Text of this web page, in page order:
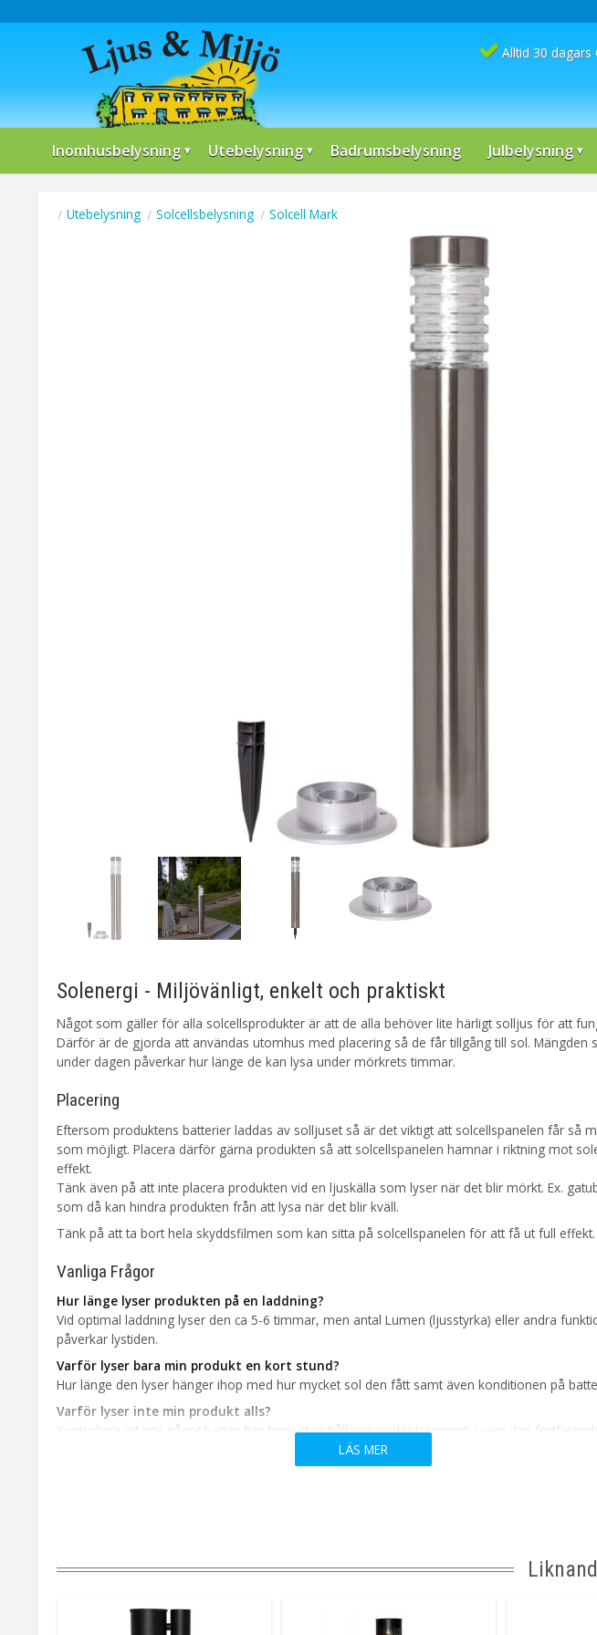
Alltid 30 dagars
Inomhusbelysning Utebelysning Badrumsbelysning Julbelysning
Utebelysning Solcellsbelysning Solcell Mark
Solenergi - Miljövänligt, enkelt och praktiskt
Något som gäller för alla solcellsprodukter är att de alla behöver lite härligt solljus för att
Därför är de gjorda att användas utomhus med placering så de får tillgång till sol. Mängden
under dagen påverkar hur länge de kan lysa under mörkrets timmar.
Placering
Eftersom produktens batterier laddas av solljuset så är det viktigt att solcellspanelen får så
som möjligt. Placera därför gärna produkten så att solcellspanelen hamnar i riktning mot
effekt.
Tänk även på att inte placera produkten vid en ljuskälla som lyser när det blir mörkt. Ex.
som då kan hindra produkten från att lysa när det blir kväll.
Tänk på att ta bort hela skyddsfilmen som kan sitta på solcellspanelen för att få ut full effekt.
Vanliga Frågor
Hur länge lyser produkten på en laddning?
Vid optimal laddning lyser den ca 5-6 timmar, men antal Lumen (ljusstyrka) eller andra
påverkar lystiden.
Varför lyser bara min produkt en kort stund?
Hur länge den lyser hänger ihop med hur mycket sol den fått samt även konditionen på
Varför lyser inte min produkt alls?
Kontrollera att inte något batteri har hoppat ur hållaren under transport. Lyser den fortfarande
Genom några praktiska råd kan du förlänga livslängden och njuta av din solcellsprodukt
Tänk på att torka av solcellspanelen och rengör den ett par gånger under en säsong. Använd
LÄS MER